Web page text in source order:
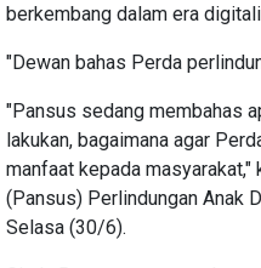
berkembang dalam era
"Dewan bahas Perda
"Pansus sedang membahas
lakukan, bagaimana agar
manfaat kepada masyarakat,"
(Pansus) Perlindungan Anak
Selasa (30/6).